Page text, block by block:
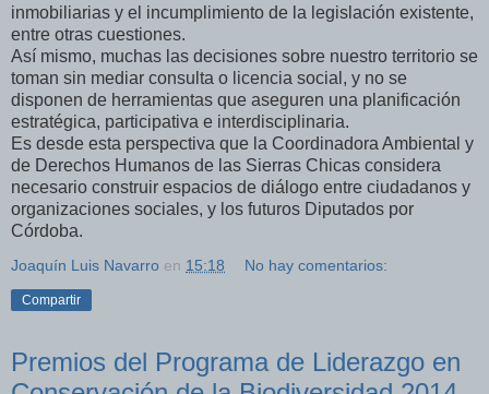
inmobiliarias y el incumplimiento de la legislación existente,
entre otras cuestiones.
Así mismo, muchas las decisiones sobre nuestro territorio se
toman sin mediar consulta o licencia social, y no se
disponen de herramientas que aseguren una planificación
estratégica, participativa e interdisciplinaria.
Es desde esta perspectiva que la Coordinadora Ambiental y
de Derechos Humanos de las Sierras Chicas considera
necesario construir espacios de diálogo entre ciudadanos y
organizaciones sociales, y los futuros Diputados por
Córdoba.
Joaquín Luis Navarro en 15:18 No hay comentarios:
Compartir
Premios del Programa de Liderazgo en